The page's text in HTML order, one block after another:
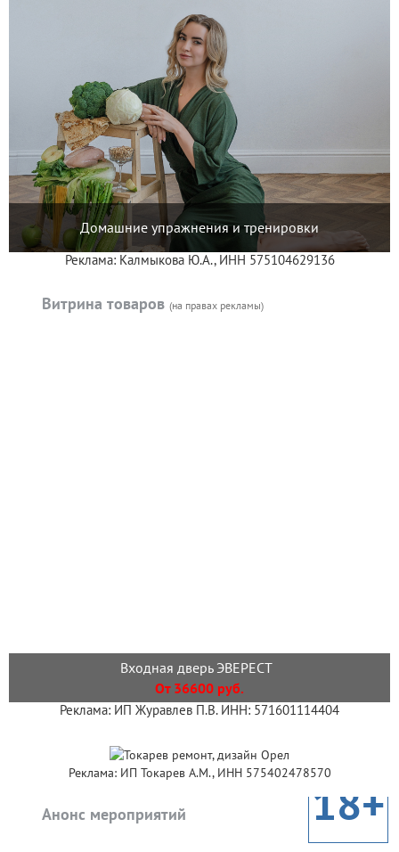
Домашние упражнения и тренировки
Реклама: Калмыкова Ю.А., ИНН 575104629136
Витрина товаров (на правах рекламы)
Входная дверь ЭВЕРЕСТ
От 36600 руб.
Реклама: ИП Журавлев П.В. ИНН: 571601114404
Реклама: ИП Токарев А.М., ИНН 575402478570
Анонс мероприятий 18+